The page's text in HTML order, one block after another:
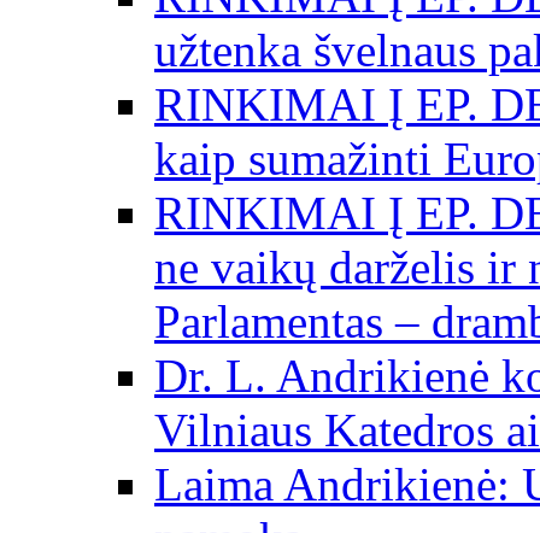
užtenka švelnaus
RINKIMAI Į EP.
kaip sumažinti
RINKIMAI Į EP.
ne vaikų darželis ir
Parlamentas –
Dr. L. Andrikienė
Vilniaus Katedros
Laima Andrikienė: